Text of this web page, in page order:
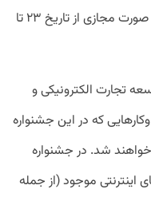
توجه به شیوع ویروس کرونا در کشور به صورت مجازی از تاریخ ۲۳ تا
تجارت الکترونیکی و
که در این جشنواره
خواهند شد. در جشنواره
اینترنتی موجود (از جمله